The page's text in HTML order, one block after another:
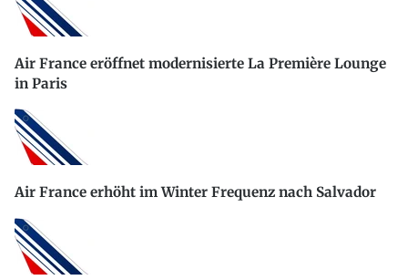
Air France eröffnet modernisierte La Première Lounge
in Paris
Air France erhöht im Winter Frequenz nach Salvador